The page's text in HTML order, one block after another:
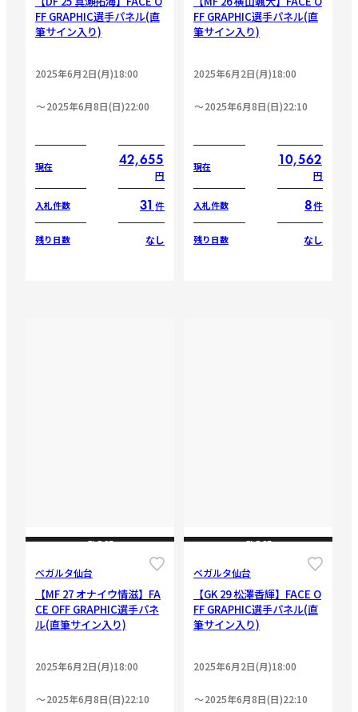
FF GRAPHIC選手パネル(直
筆サイン入り)
2025年6月2日(月)18:00
2025年6月8日(日)22:00
現在 42,655
円
入札件数 31 件
残り日数 なし
FF GRAPHIC選手パネル(直
筆サイン入り)
2025年6月2日(月)18:00
2025年6月8日(日)22:10
現在 10,562
円
入札件数 8件
残り日数 なし
CLOSE
ベガルタ仙台
【MF 27 オナイウ情滋】FA
CE OFF GRAPHIC選手パネ
ル(直筆サイン入り)
2025年6月2日(月)18:00
2025年6月8日(日)22:10
CLOSE
ベガルタ仙台
【GK 29 松澤香輝】FACE O
FF GRAPHIC選手パネル(直
筆サイン入り)
2025年6月2日(月)18:00
2025年6月8日(日)22:10